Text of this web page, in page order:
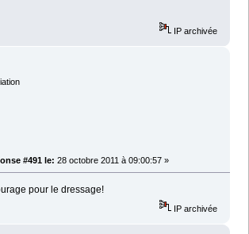
IP archivée
#491 le: 28 octobre 2011 à 09:00:57 »
pour le dressage!
IP archivée